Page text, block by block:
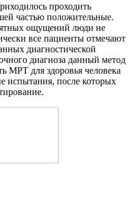
проходить
частью положительные.
ощущений люди не
все пациенты отмечают
диагностической
диагноза данный метод
МРТ для здоровья человека
испытания, после которых